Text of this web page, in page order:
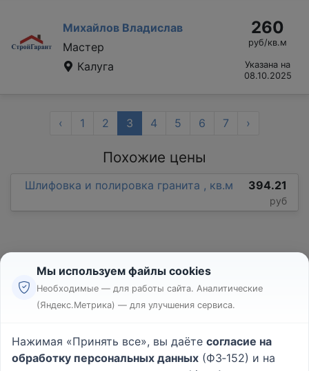
Михайлов Владислав
Мастер
Калуга
260
руб/кв.м
Указана на
08.10.2025
‹ 1 2 3 4 5 6 7 ›
Похожие цены
Шлифовка и полировка гранита , кв.м 394.21
руб
Реклама
Пользовательское соглашение
Политика конфиденциальности
Мы используем файлы cookies
Необходимые — для работы сайта. Аналитические
(Яндекс.Метрика) — для улучшения сервиса.
Нажимая «Принять все», вы даёте согласие на
обработку персональных данных (ФЗ‑152) и на